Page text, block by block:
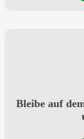
Bleibe auf